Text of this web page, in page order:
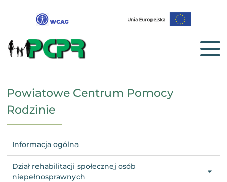
Powiatowe Centrum Pomocy
Rodzinie
Informacja ogólna
Dział rehabilitacji społecznej osób
niepełnosprawnych